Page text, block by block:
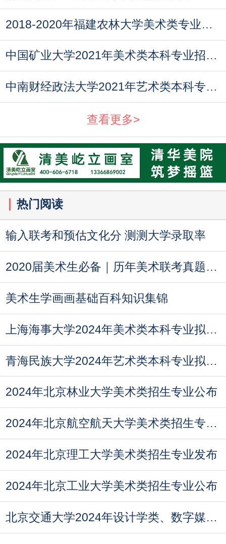
2018-2020年福建农林大学美术类专业录取分数线
中国矿业大学2021年美术类本科专业招生计划
中南财经政法大学2021年艺术类本科专业拟招生计划
查看更多>
热门阅读
输入联考和预估文化分 测测大学录取率
2020届美术生必备｜历年美术联考真题汇总
美术生学画画基础百科知识集锦
上海海事大学2024年美术类本科专业拟招生计划
青海民族大学2024年艺术类本科专业拟招生计划
2024年北京林业大学美术类招生专业公布
2024年北京航空航天大学美术类招生专业公布
2024年北京理工大学美术类招生专业发布
2024年北京工业大学美术类招生专业公布
北京交通大学2024年设计学类、数字媒体艺术（